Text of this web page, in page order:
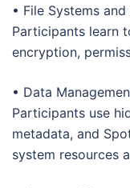
• File Systems
Participants learn
encryption,
• Data
Participants use
metadata, and
system resources